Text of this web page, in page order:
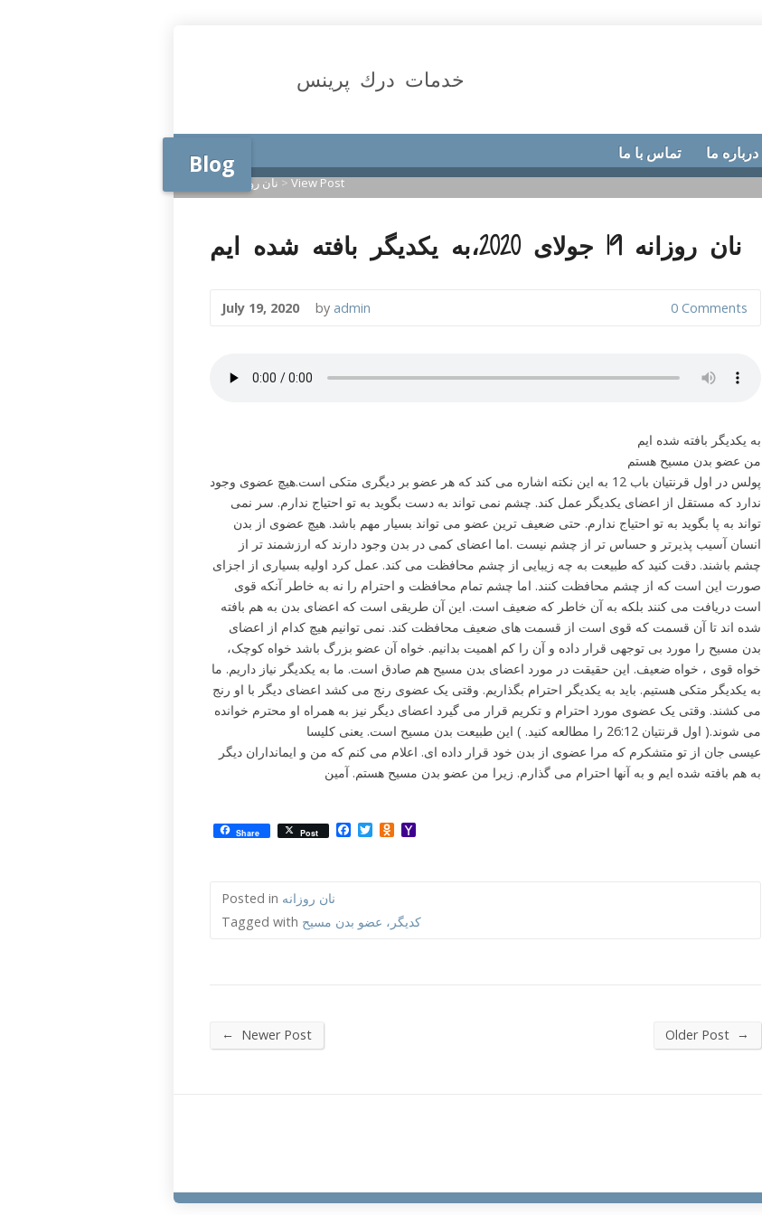
خدمات درك پرينس
تماس با ما درباره ما Blog
>نان روزانه>View Post
نان روزانه 19 جولای 2020،به یکدیگر بافته شده ایم
July 19, 2020 by admin 0 Comments
به یکدیگر بافته شده ایم
من عضو بدن مسیح هستم
پولس در اول قرنتیان باب 12 به این نکته اشاره می کند که هر عضو بر دیگری متکی است.هیچ عضوی وجود
ندارد که مستقل از اعضای یکدیگر عمل کند. چشم نمی تواند به دست بگوید به تو احتیاج ندارم. سر نمی
تواند به پا بگوید به تو احتیاج ندارم. حتی ضعیف ترین عضو می تواند بسیار مهم باشد. هیچ عضوی از بدن
انسان آسیب پذیرتر و حساس تر از چشم نیست .اما اعضای کمی در بدن وجود دارند که ارزشمند تر از
چشم باشند. دقت کنید که طبیعت به چه زیبایی از چشم محافظت می کند. عمل کرد اولیه بسیاری از اجزای
صورت این است که از چشم محافظت کنند. اما چشم تمام محافظت و احترام را نه به خاطر آنکه قوی
است دریافت می کنند بلکه به آن خاطر که ضعیف است. این آن طریقی است که اعضای بدن به هم بافته
شده اند تا آن قسمت که قوی است از قسمت های ضعیف محافظت کند. نمی توانیم هیچ کدام از اعضای
بدن مسیح را مورد بی توجهی قرار داده و آن را کم اهمیت بدانیم. خواه آن عضو بزرگ باشد خواه کوچک،
خواه قوی ، خواه ضعیف. این حقیقت در مورد اعضای بدن مسیح هم صادق است. ما به یکدیگر نیاز داریم. ما
به یکدیگر متکی هستیم. باید به یکدیگر احترام بگذاریم. وقتی یک عضوی رنج می کشد اعضای دیگر با او رنج
می کشند. وقتی یک عضوی مورد احترام و تکریم قرار می گیرد اعضای دیگر نیز به همراه او محترم خوانده
می شوند.( اول قرنتیان 26:12 را مطالعه کنید. ) این طبیعت بدن مسیح است. یعنی کلیسا
عیسی جان از تو متشکرم که مرا عضوی از بدن خود قرار داده ای. اعلام می کنم که من و ایمانداران دیگر
به هم بافته شده ایم و به آنها احترام می گذارم. زیرا من عضو بدن مسیح هستم. آمین
Share Post Facebook
TwitterOdnoklassniki
Posted in نان روزانه
Tagged with کدیگر، عضو بدن مسیح
← Newer Post Older Post →